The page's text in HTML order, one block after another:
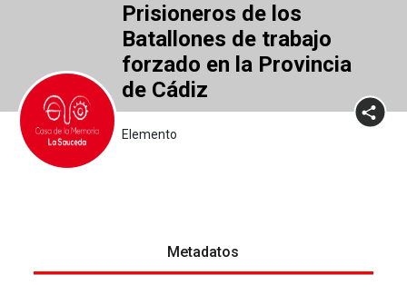
Prisioneros de los
Batallones de trabajo
forzado en la Provincia
de Cádiz
Elemento
Metadatos